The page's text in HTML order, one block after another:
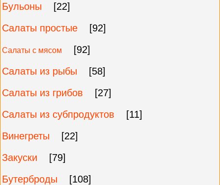
Бульоны
[22]
Салаты простые
[92]
Салаты с мясом
[92]
Салаты из рыбы
[58]
Салаты из грибов
[27]
Салаты из субпродуктов
[11]
Винегреты
[22]
Закуски
[79]
Бутерброды
[108]